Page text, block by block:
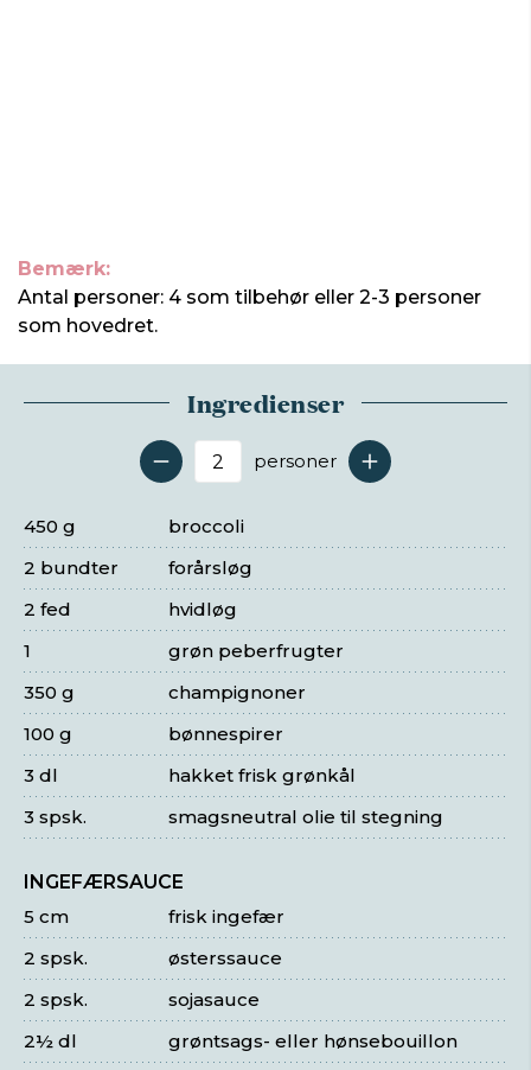
Bemærk:
Antal personer: 4 som tilbehør eller 2-3 personer
som hovedret.
Ingredienser
Antal serveringer
personer
broccoli
450 g
forårsløg
2 bundter
hvidløg
2 fed
grøn peberfrugter
1
champignoner
350 g
bønnespirer
100 g
hakket frisk grønkål
3 dl
smagsneutral olie til stegning
3 spsk.
INGEFÆRSAUCE
frisk ingefær
5 cm
østerssauce
2 spsk.
sojasauce
2 spsk.
grøntsags- eller hønsebouillon
2½ dl